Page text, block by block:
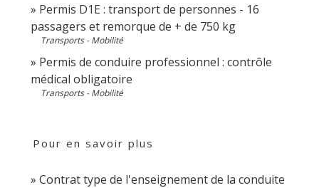
Permis D1E : transport de personnes - 16
passagers et remorque de + de 750 kg
Transports - Mobilité
Permis de conduire professionnel : contrôle
médical obligatoire
Transports - Mobilité
Pour en savoir plus
Contrat type de l'enseignement de la conduite